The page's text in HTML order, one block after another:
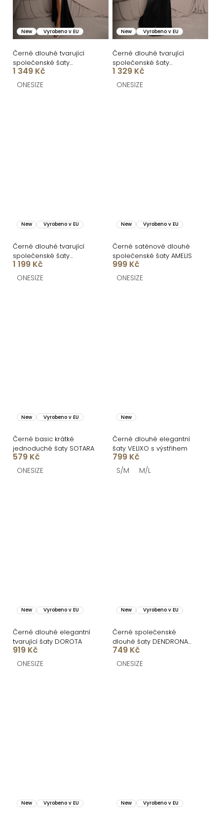
New Vyrobeno v EU
Černé dlouhé tvarující
společenské šaty
FRUESTA
1 349 Kč
ONESIZE
New Vyrobeno v EU
Černé dlouhé tvarující
společenské šaty
CRUNCHA na jedno
rameno
1 329 Kč
ONESIZE
New Vyrobeno v EU
Černé dlouhé tvarující
společenské šaty
BRANFLA s výstřihem
1 199 Kč
ONESIZE
New Vyrobeno v EU
Černé saténové dlouhé
společenské šaty AMELIS
999 Kč
ONESIZE
New Vyrobeno v EU
Černé basic krátké
jednoduché šaty SOTARA
579 Kč
ONESIZE
New
Černé dlouhé elegantní
šaty VELIXO s výstřihem
799 Kč
S/M M/L
New Vyrobeno v EU
Černé dlouhé elegantní
tvarující šaty DOROTA
919 Kč
ONESIZE
New Vyrobeno v EU
Černé společenské
dlouhé šaty DENDRONA
za krk s výstřihem
749 Kč
ONESIZE
New Vyrobeno v EU New Vyrobeno v EU